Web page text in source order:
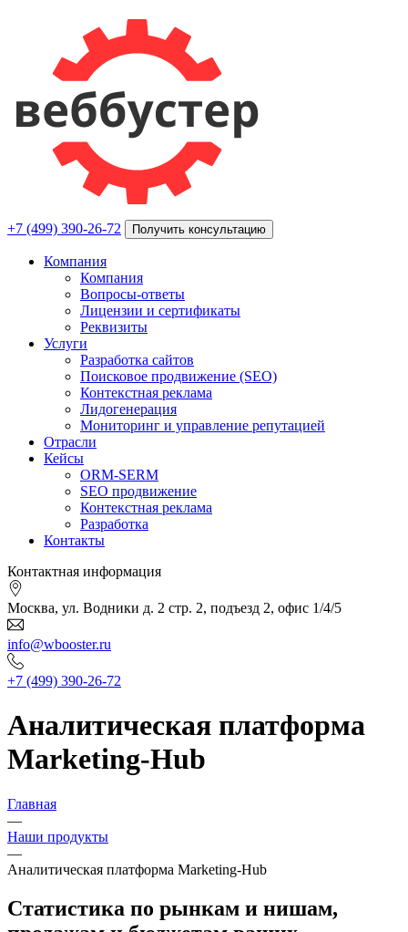
+7 (499) 390-26-72 Получить консультацию
Компания
Компания
Вопросы-ответы
Лицензии и сертификаты
Реквизиты
Услуги
Разработка сайтов
Поисковое продвижение (SEO)
Контекстная реклама
Лидогенерация
Мониторинг и управление репутацией
Отрасли
Кейсы
ORM-SERM
SEO продвижение
Контекстная реклама
Разработка
Контакты
Контактная информация
Москва, ул. Водники д. 2 стр. 2, подъезд 2, офис 1/4/5
info@wbooster.ru
+7 (499) 390-26-72
Аналитическая платформа
Marketing-Hub
Главная
—
Наши продукты
—
Аналитическая платформа Marketing-Hub
Статистика по рынкам и нишам,